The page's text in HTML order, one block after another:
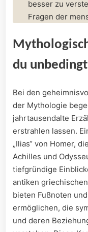
besser ‌zu
⁣Fragen der
⁤du
Bei ⁤den
der Mythologie⁢
jahrtausendalte
erstrahlen lassen.
„Ilias“ ⁤von Homer,
Achilles und
tiefgründige
antiken
bieten ‌Fußnoten
ermöglichen, ​die
und deren